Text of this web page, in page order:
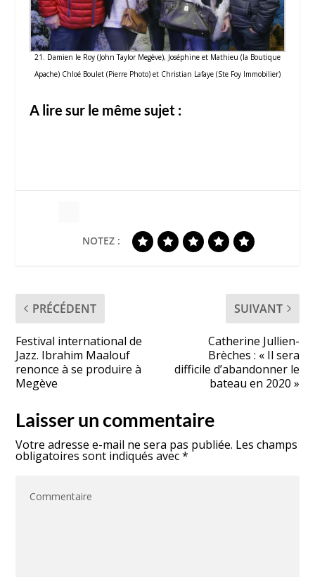
21. Damien le Roy (John Taylor Megève), Joséphine et Mathieu (la Boutique
Apache) Chloé Boulet (Pierre Photo) et Christian Lafaye (Ste Foy Immobilier)
A lire sur le même sujet :
NOTEZ :
PRÉCÉDENT
Festival international de
Jazz. Ibrahim Maalouf
renonce à se produire à
Megève
SUIVANT
Catherine Jullien-
Brèches : « Il sera
difficile d’abandonner le
bateau en 2020 »
Laisser un commentaire
Votre adresse e-mail ne sera pas publiée. Les champs
obligatoires sont indiqués avec*